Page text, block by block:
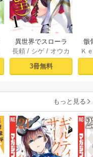
異世界でスローラ
イフを（願望） 1
長頼 / シゲ / オウカ
3冊無料
骸
異
Ｋ
もっと見る